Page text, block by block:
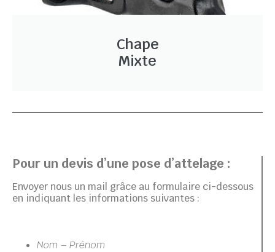
Chape
Mixte
Pour un devis d’une pose d’attelage :
Envoyer nous un mail grâce au formulaire ci-dessous
en indiquant les informations suivantes :
Nom – Prénom